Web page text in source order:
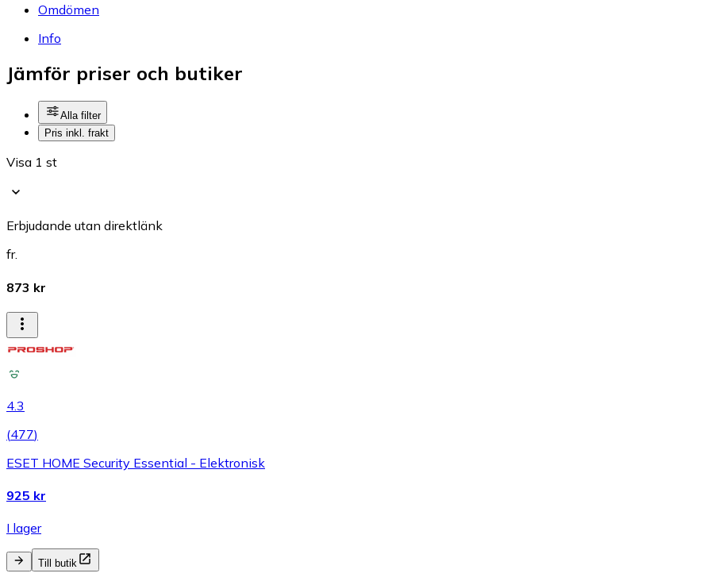
Omdömen
Info
Jämför priser och butiker
Alla filter
Pris inkl. frakt
Visa 1 st
Erbjudande utan direktlänk
fr.
873 kr
4.3
(477)
ESET HOME Security Essential - Elektronisk
925 kr
I lager
Till butik